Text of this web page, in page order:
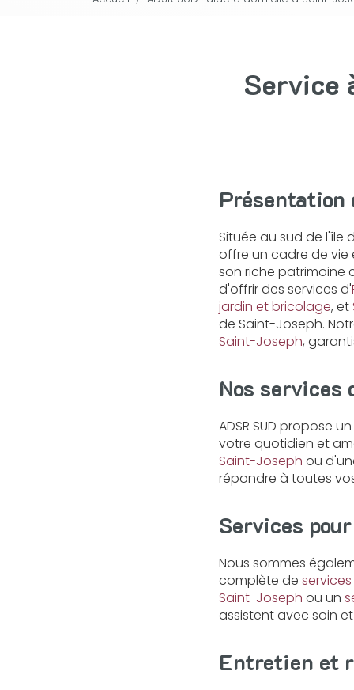
Service
Présentation
Située au sud de l'île
offre un cadre de vie
son riche patrimoine
d'offrir des services d'
jardin et bricolage, et
de Saint-Joseph.
Saint-Joseph,
Nos
ADSR SUD propose
votre quotidien et
Saint-Joseph ou
répondre à toutes
Services
Nous sommes
complète de
Saint-Joseph ou un
assistent avec soin
Entretien et